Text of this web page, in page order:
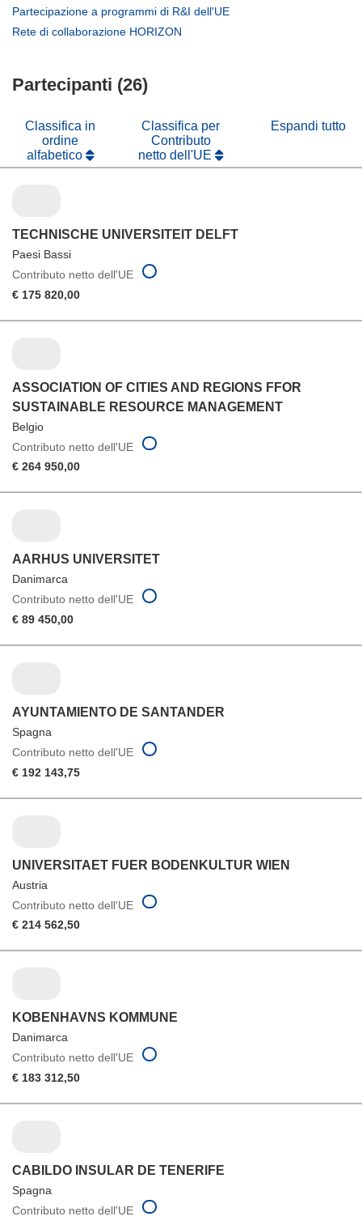
nuova
apre
in
finestra)
Partecipazione a programmi di R&I dell'UE
Rete di collaborazione HORIZON
Partecipanti (26)
Classifica in
ordine
alfabetico
Classifica per
Contributo
netto dell'UE
Espandi tutto
TECHNISCHE UNIVERSITEIT DELFT
Paesi Bassi
Contributo netto dell'UE
€ 175 820,00
ASSOCIATION OF CITIES AND REGIONS FFOR
SUSTAINABLE RESOURCE MANAGEMENT
Belgio
Contributo netto dell'UE
€ 264 950,00
AARHUS UNIVERSITET
Danimarca
Contributo netto dell'UE
€ 89 450,00
AYUNTAMIENTO DE SANTANDER
Spagna
Contributo netto dell'UE
€ 192 143,75
UNIVERSITAET FUER BODENKULTUR WIEN
Austria
Contributo netto dell'UE
€ 214 562,50
KOBENHAVNS KOMMUNE
Danimarca
Contributo netto dell'UE
€ 183 312,50
CABILDO INSULAR DE TENERIFE
Spagna
Contributo netto dell'UE